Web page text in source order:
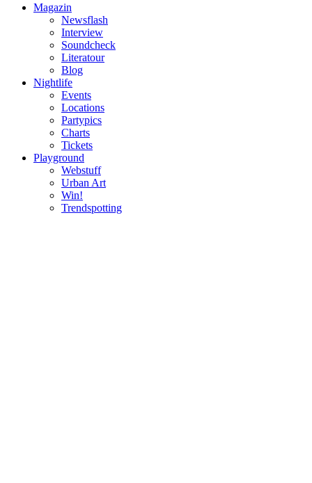
Magazin
Newsflash
Interview
Soundcheck
Literatour
Blog
Nightlife
Events
Locations
Partypics
Charts
Tickets
Playground
Webstuff
Urban Art
Win!
Trendspotting